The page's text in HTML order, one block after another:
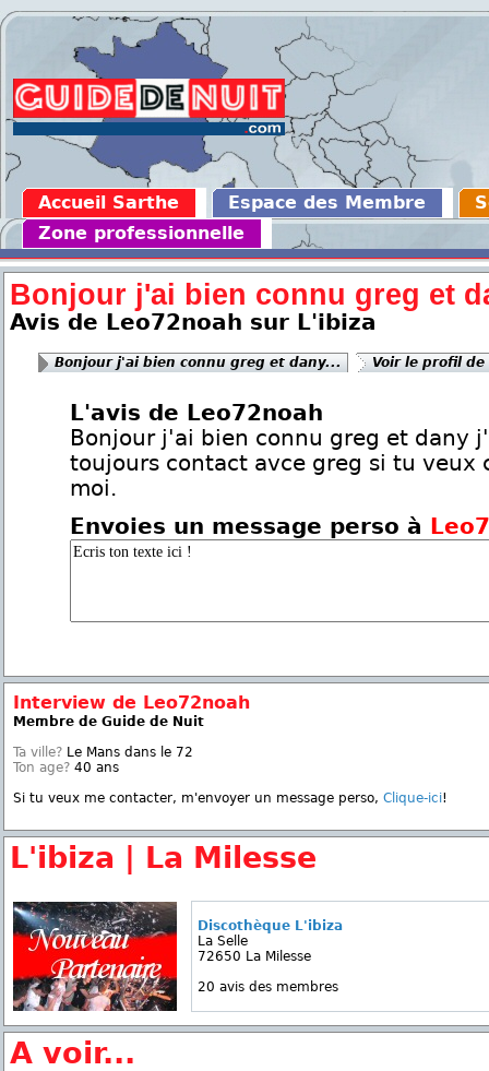
Accueil Sarthe Espace des Membre
Zone professionnelle
Bonjour j'ai bien connu greg et
Avis de Leo72noah sur L'ibiza
Bonjour j'ai bien connu greg et dany... Voir le profil de
L'avis de Leo72noah
Bonjour j'ai bien connu greg et dany
toujours contact avce greg si tu veux
moi.
Envoies un message perso à
Interview de Leo72noah
Membre de Guide de Nuit
Ta ville? Le Mans dans le 72
Ton age? 40 ans
Si tu veux me contacter, m'envoyer un message perso, Clique-ici!
L'ibiza | La Milesse
Discothèque L'ibiza
La Selle
72650 La Milesse
20 avis des membres
A voir...